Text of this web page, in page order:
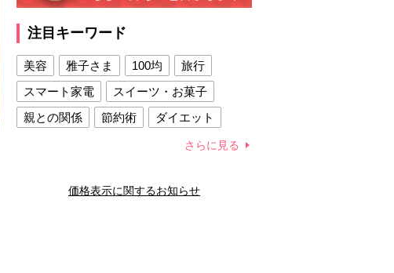
注目キーワード
美容 雅子さま 100均
旅行
スマート家電
スイーツ・お菓子
親との関係
節約術
ダイエット
夫との関係
新津春子 どか食い
さらに見る
価格表示に関するお知らせ